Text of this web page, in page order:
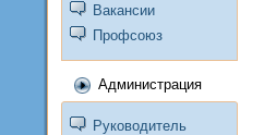
Вакансии
Профсоюз
Администрация
Руководитель